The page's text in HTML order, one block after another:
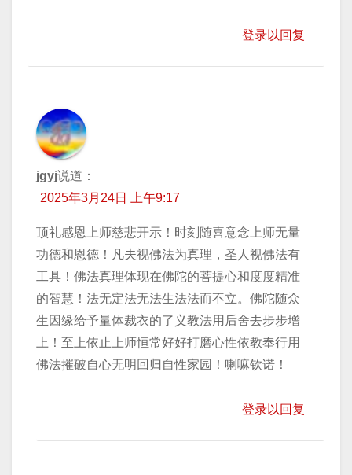
登录以回复
jgyj说道：
2025年3月24日 上午9:17
顶礼感恩上师慈悲开示！时刻随喜意念上师无量
功德和恩德！凡夫视佛法为真理，圣人视佛法有
工具！佛法真理体现在佛陀的菩提心和度度精准
的智慧！法无定法无法生法法而不立。佛陀随众
生因缘给予量体裁衣的了义教法用后舍去步步增
上！至上依止上师恒常好好打磨心性依教奉行用
佛法摧破自心无明回归自性家园！喇嘛钦诺！
登录以回复